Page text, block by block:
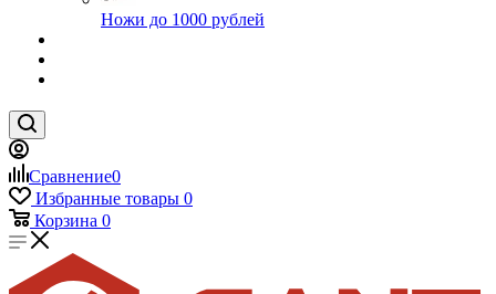
Ножи до 1000 рублей
Сравнение0
Избранные товары 0
Корзина 0